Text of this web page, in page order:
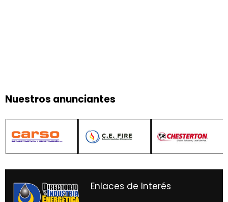
Nuestros anunciantes
Enlaces de Interés